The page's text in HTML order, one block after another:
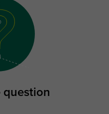
question